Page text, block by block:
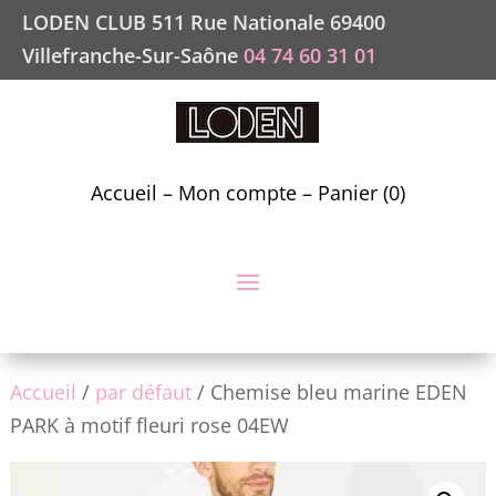
LODEN CLUB 511 Rue Nationale 69400
Villefranche-Sur-Saône 04 74 60 31 01
Accueil – Mon compte– Panier (0)
Accueil / par défaut/ Chemise bleu marine EDEN
PARK à motif fleuri rose 04EW